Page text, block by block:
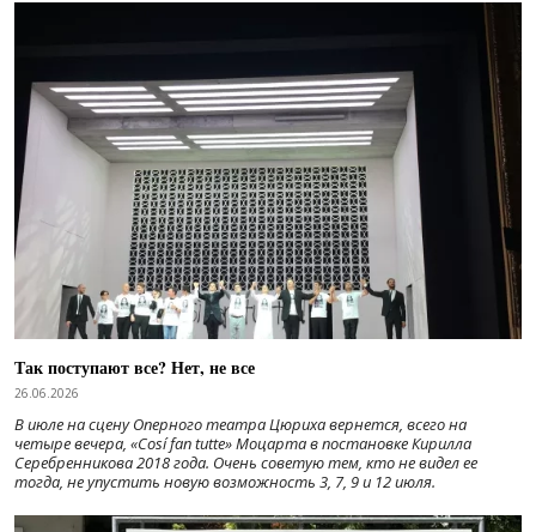
Так поступают все? Нет, не все
26.06.2026
В июле на сцену Оперного театра Цюриха вернется, всего на
четыре вечера, «Cosí fan tutte» Моцарта в постановке Кирилла
Серебренникова 2018 года. Очень советую тем, кто не видел ее
тогда, не упустить новую возможность 3, 7, 9 и 12 июля.